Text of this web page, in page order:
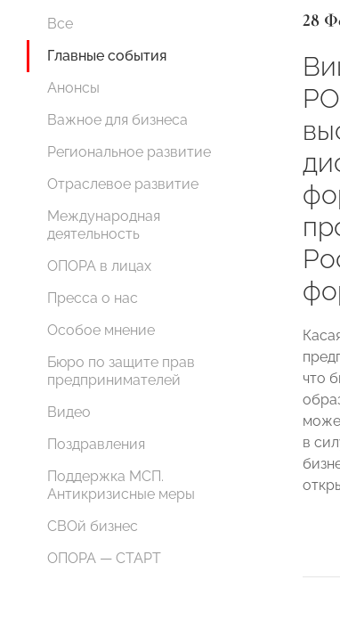
Все
Главные события
Анонсы
Важное для бизнеса
Региональное развитие
Отраслевое развитие
Международная
деятельность
ОПОРА в лицах
Пресса о нас
Особое мнение
Бюро по защите прав
предпринимателей
Видео
Поздравления
Поддержка МСП.
Антикризисные меры
СВОй бизнес
ОПОРА — СТАРТ
28
что
в